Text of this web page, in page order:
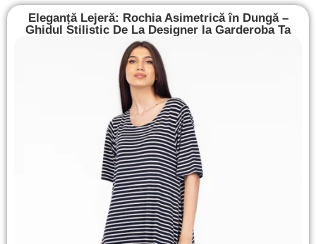
Eleganță Lejeră: Rochia Asimetrică în Dungă –
Ghidul Stilistic De La Designer la Garderoba Ta